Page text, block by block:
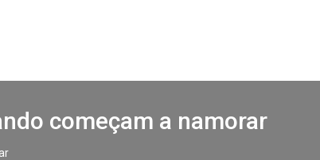
começam a namorar